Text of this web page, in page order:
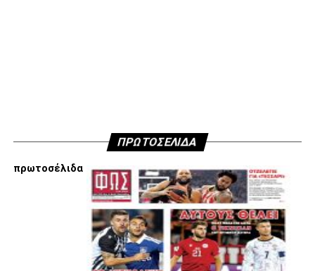
ΠΡΩΤΟΣΕΛΙΔΑ
πρωτοσέλιδα